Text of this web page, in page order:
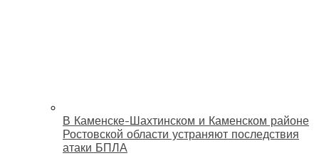
В Каменске-Шахтинском и Каменском районе
Ростовской области устраняют последствия
атаки БПЛА